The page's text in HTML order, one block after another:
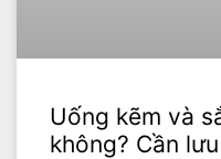
Uống kẽm và
không? Cần